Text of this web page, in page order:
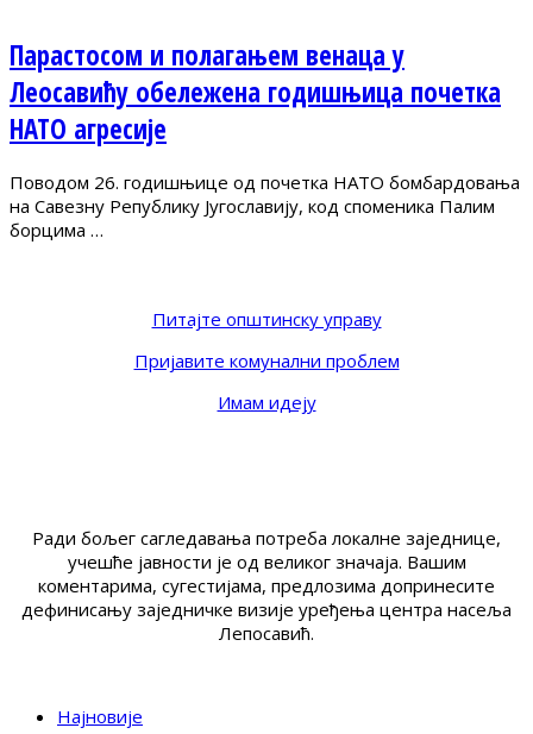
Парастосом и полагањем венаца у
Леосавићу обележена годишњица почетка
НАТО агресије
Поводом 26. годишњице од почетка НАТО бомбардовања
на Савезну Републику Југославију, код споменика Палим
борцима …
Питајте општинску управу
Пријавите комунални проблем
Имам идеју
Ради бољег сагледавања потреба локалне заједнице,
учешће јавности је од великог значаја. Вашим
коментарима, сугестијама, предлозима допринесите
дефинисању заједничке визије уређења центра насеља
Лепосавић.
Најновије